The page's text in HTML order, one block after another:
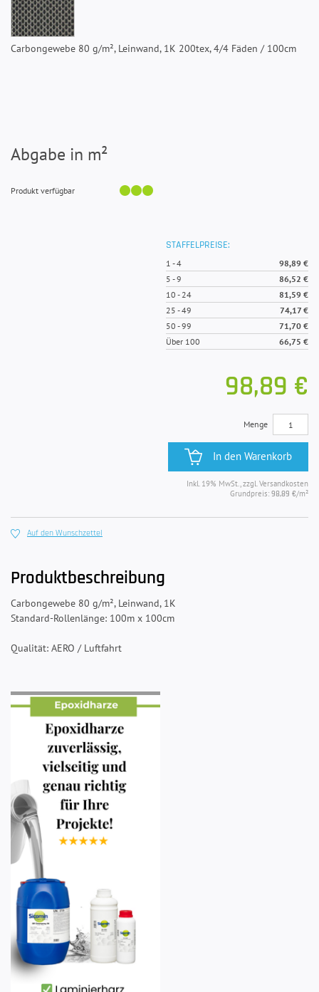
Carbongewebe 80 g/m², Leinwand, 1K 200tex, 4/4 Fäden / 100cm
Abgabe in m²
Produkt verfügbar
STAFFELPREISE:
1 -4
98,89 €
5 -9
86,52 €
10 -24
81,59 €
25 -49
74,17 €
50 -99
71,70 €
Über 100
66,75 €
98,89 €
Menge
In den Warenkorb
Inkl. 19% MwSt., zzgl. Versandkosten
Grundpreis: 98,89 €/m²
Auf den Wunschzettel
Produktbeschreibung
Carbongewebe 80 g/m², Leinwand, 1K
Standard-Rollenlänge: 100m x 100cm
Qualität: AERO / Luftfahrt